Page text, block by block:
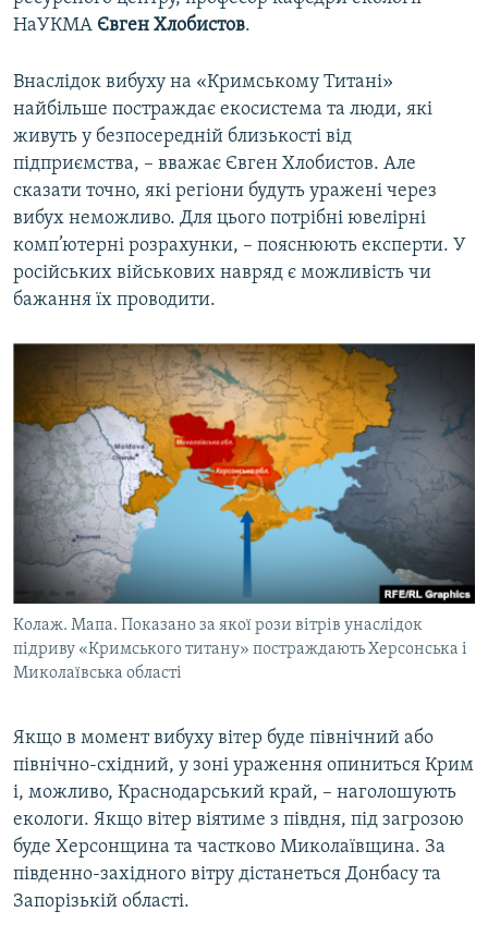
НаУКМА Євген Хлобистов.
Внаслідок вибуху на «Кримському Титані»
найбільше постраждає екосистема та люди, які
живуть у безпосередній близькості від
підприємства, – вважає Євген Хлобистов. Але
сказати точно, які регіони будуть уражені через
вибух неможливо. Для цього потрібні ювелірні
комп’ютерні розрахунки, – пояснюють експерти. У
російських військових навряд є можливість чи
бажання їх проводити.
Колаж. Мапа. Показано за якої рози вітрів унаслідок
підриву «Кримського титану» постраждають Херсонська і
Миколаївська області
Якщо в момент вибуху вітер буде північний або
північно-східний, у зоні ураження опиниться Крим
і, можливо, Краснодарський край, – наголошують
екологи. Якщо вітер віятиме з півдня, під загрозою
буде Херсонщина та частково Миколаївщина. За
південно-західного вітру дістанеться Донбасу та
Запорізькій області.